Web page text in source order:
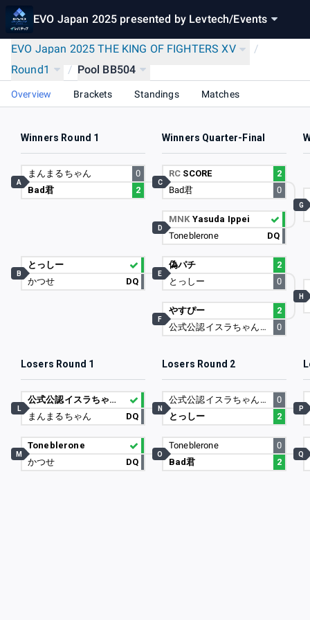
EVO Japan 2025 presented by Levtech/Events
EVO Japan 2025 THE KING OF FIGHTERS XV
/
Round1
/ Pool BB504
Overview Brackets Standings Matches
Winners Round 1 Winners Quarter-Final
まんまるちゃん
0
Bad君
2
A
とっしー
かつせ
DQ
B
RC SCORE
2
Bad君
0
C
MNK Yasuda Ippei
Toneblerone
DQ
D
偽パチ
2
とっしー
0
E
やすぴー
2
公式公認イスラちゃんの婿
0
F
G
H
Losers Round 1 Losers Round 2
公式公認イスラちゃんの婿
まんまるちゃん
DQ
L
Toneblerone
かつせ
DQ
M
公式公認イスラちゃんの婿
0
とっしー
2
N
Toneblerone
0
Bad君
2
O
P
Q